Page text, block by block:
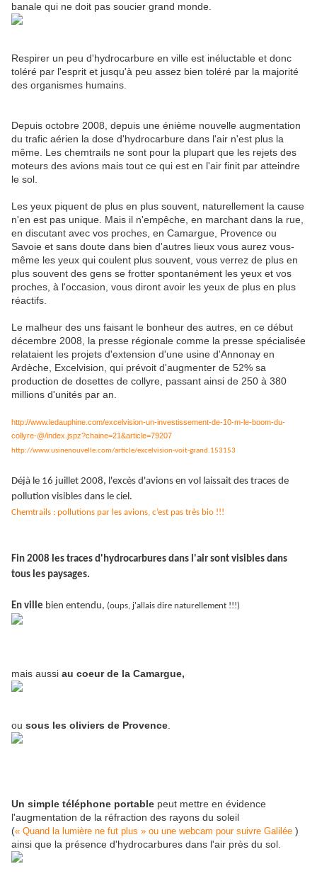
banale qui ne doit pas soucier grand monde.
Respirer un peu d'hydrocarbure en ville est inéluctable et donc
toléré par l'esprit et jusqu'à peu assez bien toléré par la majorité
des organismes humains.
Depuis octobre 2008, depuis une énième nouvelle augmentation
du trafic aérien la dose d'hydrocarbure dans l'air n'est plus la
même. Les chemtrails ne sont pour la plupart que les rejets des
moteurs des avions mais tout ce qui est en l'air finit par atteindre
le sol.
Les yeux piquent de plus en plus souvent, naturellement la cause
n'en est pas unique. Mais il n'empêche, en marchant dans la rue,
en discutant avec vos proches, en Camargue, Provence ou
Savoie et sans doute dans bien d'autres lieux vous aurez vous-
même les yeux qui coulent plus souvent, vous verrez de plus en
plus souvent des gens se frotter spontanément les yeux et vos
proches, à l'occasion, vous diront avoir les yeux de plus en plus
réactifs.
Le malheur des uns faisant le bonheur des autres, en ce début
décembre 2008, la presse régionale comme la presse spécialisée
relataient les projets d'extension d'une usine d'Annonay en
Ardèche, Excelvision, qui prévoit d'augmenter de 52% sa
production de dosettes de collyre, passant ainsi de 250 à 380
millions d'unités par an.
http://www.ledauphine.com/excelvision-un-investissement-de-10-m-le-boom-du-
collyre-@/index.jspz?chaine=21&article=79207
http://www.usinenouvelle.com/article/excelvision-voit-grand.153153
Déjà le 16 juillet 2008, l'excès d'avions en vol laissait des traces de
pollution visibles dans le ciel.
Chemtrails : pollutions par les avions, c’est pas très bio !!!
Fin 2008 les traces d'hydrocarbures dans l'air sont visibles dans
tous les paysages.
En ville bien entendu, (oups, j'allais dire naturellement !!!)
mais aussi au coeur de la Camargue,
ou sous les oliviers de Provence
Un simple téléphone portable peut mettre en évidence
l'augmentation de la réfraction des rayons du soleil
(« Quand la lumière ne fut plus » ou une webcam pour suivre Galilée )
ainsi que la présence d'hydrocarbures dans l'air près du sol.